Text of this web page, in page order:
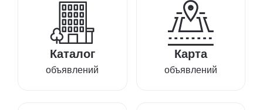
Каталог
объявлений
Карта
объявлений